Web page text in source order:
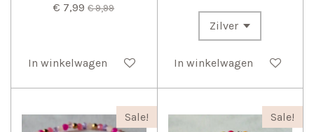
€ 7,99 € 9,99
In winkelwagen In winkelwagen
Sale! Sale!